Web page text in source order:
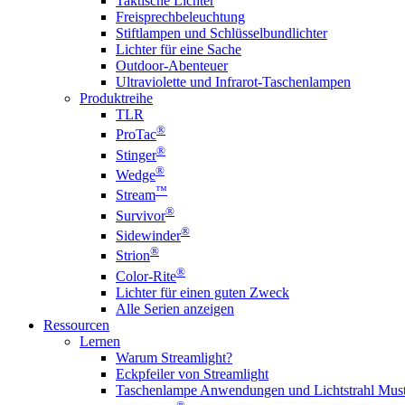
Freisprechbeleuchtung
Stiftlampen und Schlüsselbundlichter
Lichter für eine Sache
Outdoor-Abenteuer
Ultraviolette und Infrarot-Taschenlampen
Produktreihe
TLR
ProTac®
Stinger®
Wedge®
Stream™
Survivor®
Sidewinder®
Strion®
Color-Rite®
Lichter für einen guten Zweck
Alle Serien anzeigen
Ressourcen
Lernen
Warum Streamlight?
Eckpfeiler von Streamlight
Taschenlampe Anwendungen und Lichtstrahl